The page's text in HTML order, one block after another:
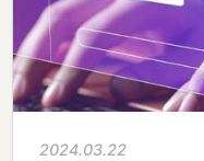
2024.03.22